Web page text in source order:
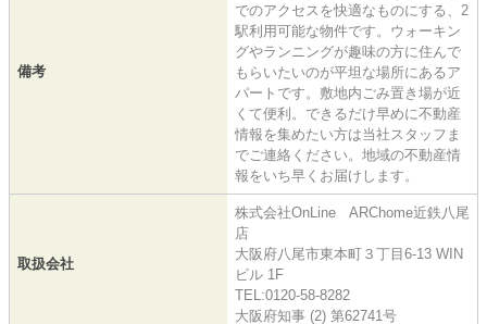
備考
でのアクセスを快適なものにする、2
駅利用可能な物件です。ウォーキン
グやランニングが趣味の方に住んで
もらいたいのが平坦な場所にあるア
パートです。敷地内ごみ置き場が近
くて便利。できるだけ早めに不動産
情報を集めたい方は当社スタッフま
でご連絡ください。地域の不動産情
報をいち早くお届けします。
取扱会社
株式会社OnLine ARChome近鉄八尾
店
大阪府八尾市東本町３丁目6-13 WIN
ビル 1F
TEL:0120-58-8282
大阪府知事 (2) 第62741号